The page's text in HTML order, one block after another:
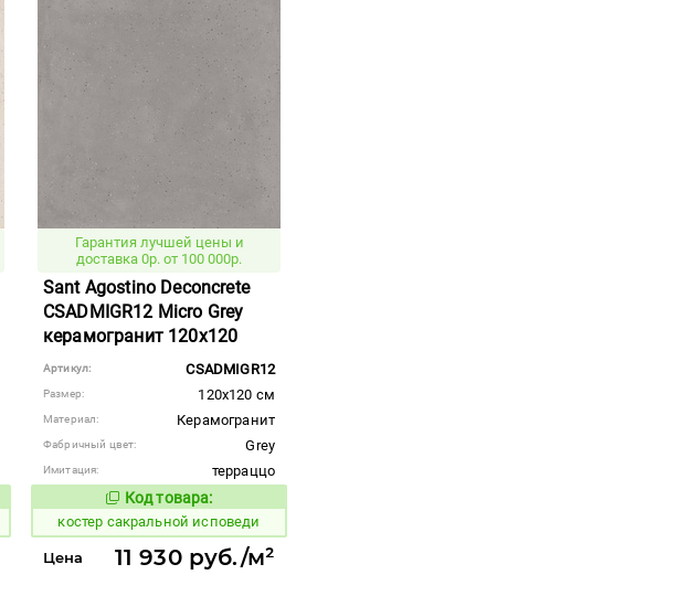
Гарантия лучшей цены и
доставка 0р. от 100 000р.
Sant Agostino Deconcrete
CSADMIGR12 Micro Grey
керамогранит 120x120
Артикул: CSADMIGR12
Размер: 120x120 см
Материал: Керамогранит
Фабричный цвет: Grey
Имитация:
терраццо
Код товара:
806910 Код товара:
костер сакральной исповеди
Цена 11 930 руб./м²